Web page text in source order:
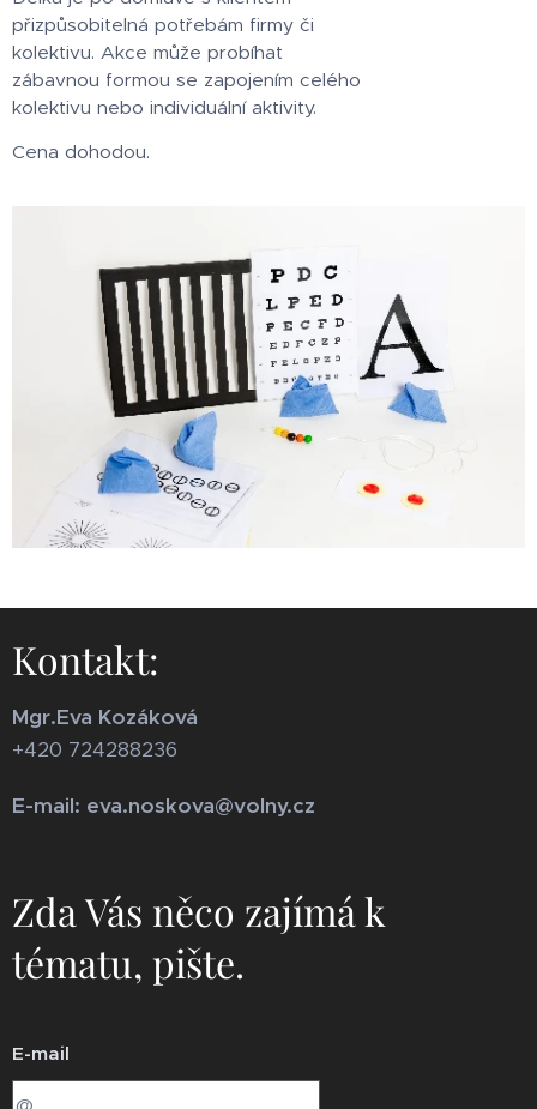
přizpůsobitelná potřebám firmy či
kolektivu. Akce může probíhat
zábavnou formou se zapojením celého
kolektivu nebo individuální aktivity.
Cena dohodou.
Kontakt:
Mgr.Eva Kozáková
+420 724288236
E-mail: eva.noskova@volny.cz
Zda Vás něco zajímá k
tématu, pište.
E-mail